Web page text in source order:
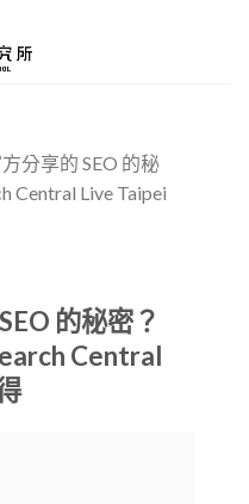
分享的 SEO 的秘
Central Live Taipei
的秘密？
Central